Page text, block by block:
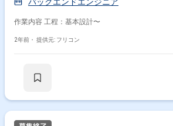
作業内容 工程：基本設計〜
2年前・ 提供元: フリコン